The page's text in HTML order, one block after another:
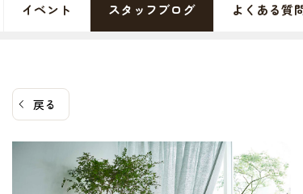
イベント スタッフブログ よくある質問
戻る